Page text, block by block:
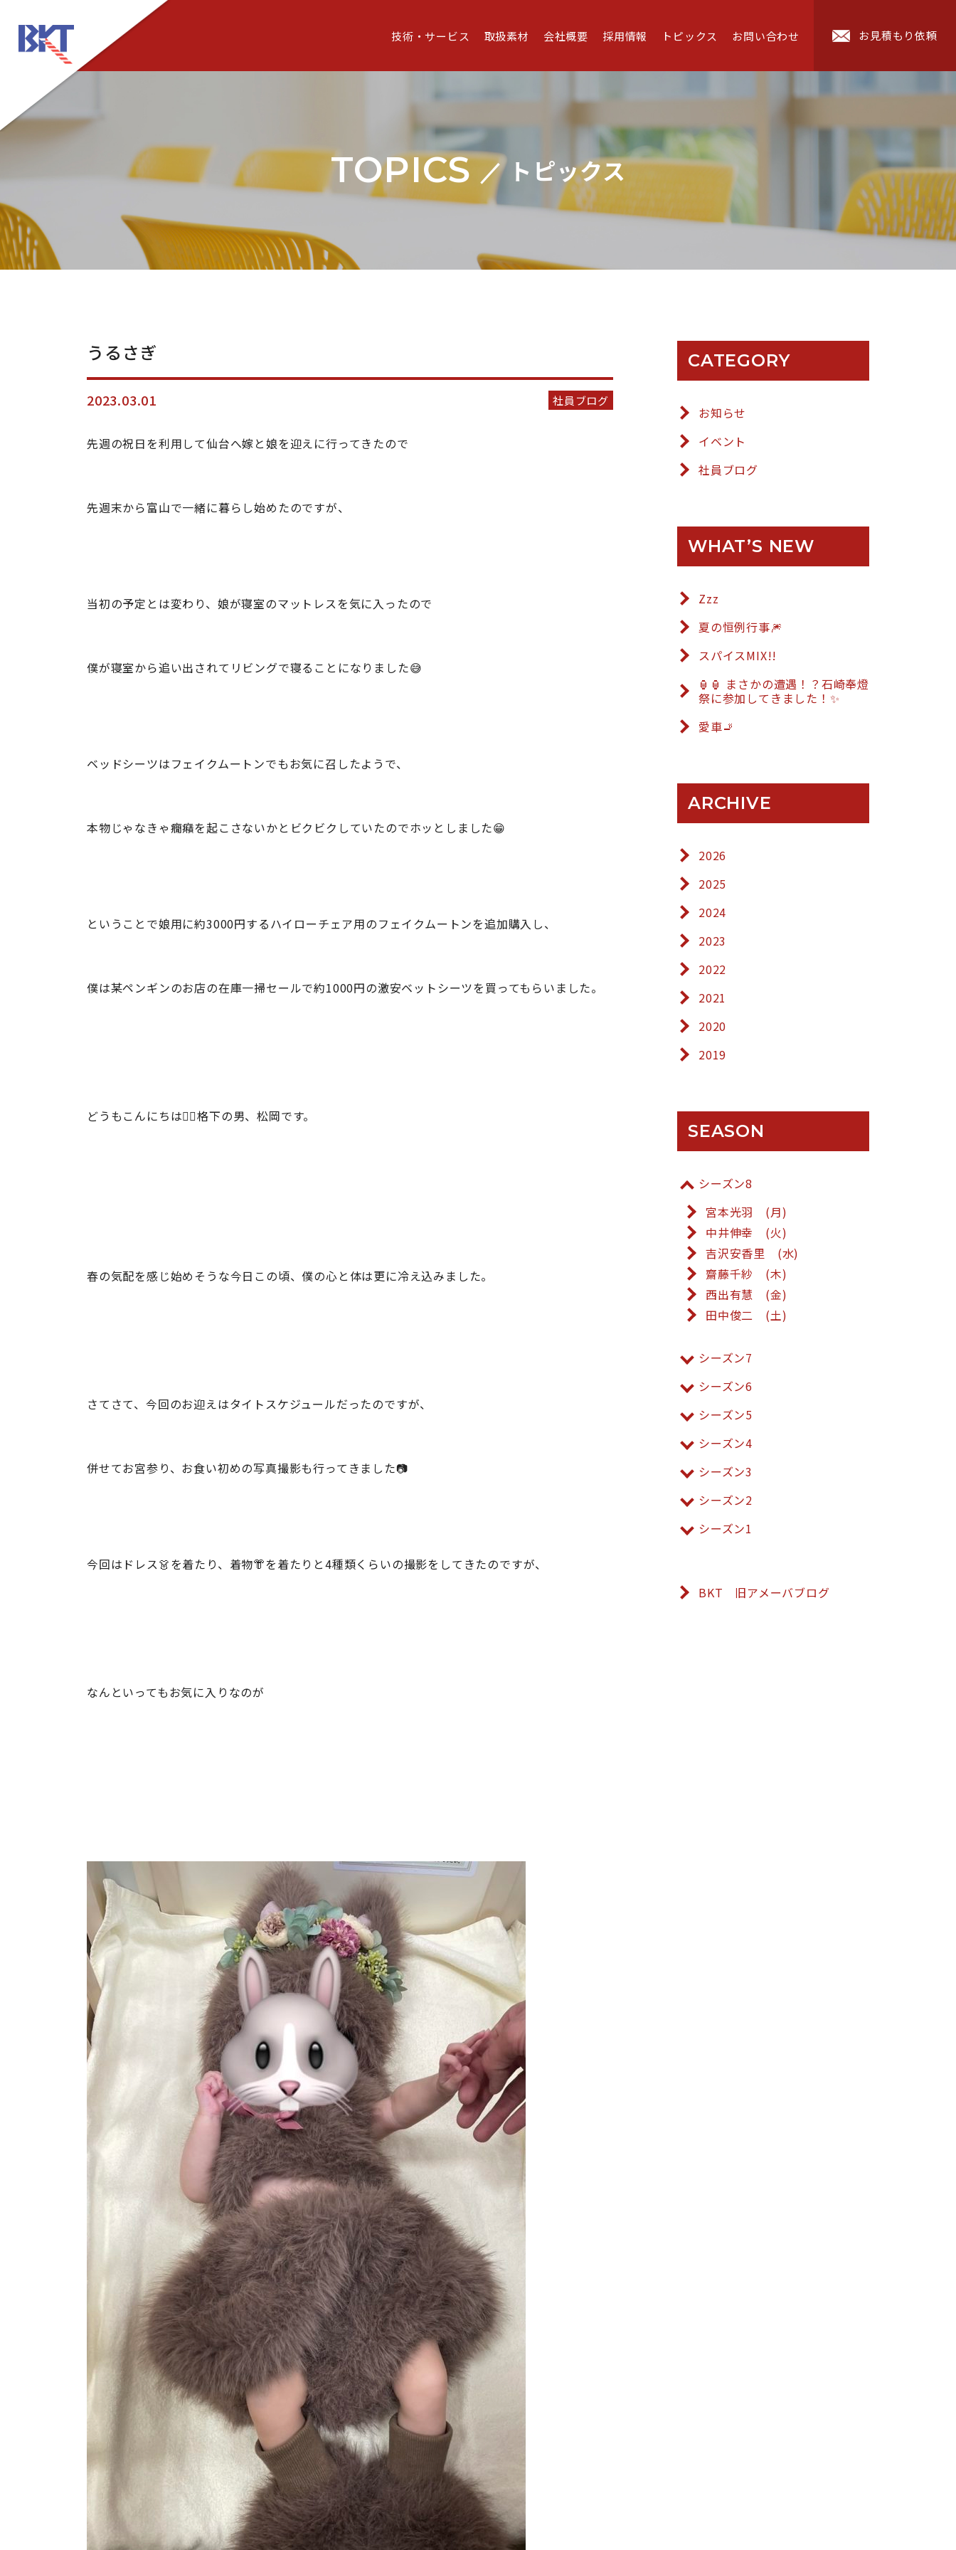
技術・サービス 取扱素材 会社概要 採用情報 トピックス お問い合わせ お見積もり依頼
TOPICS トピックス
うるさぎ
2023.03.01 社員ブログ
先週の祝日を利用して仙台へ嫁と娘を迎えに行ってきたので
先週末から富山で一緒に暮らし始めたのですが、
当初の予定とは変わり、娘が寝室のマットレスを気に入ったので
僕が寝室から追い出されてリビングで寝ることになりました😅
ベッドシーツはフェイクムートンでもお気に召したようで、
本物じゃなきゃ癇癪を起こさないかとビクビクしていたのでホッとしました😁
ということで娘用に約3000円するハイローチェア用のフェイクムートンを追加購入し、
僕は某ペンギンのお店の在庫一掃セールで約1000円の激安ベットシーツを買ってもらいました。
どうもこんにちは🙋‍♂️格下の男、松岡です。
春の気配を感じ始めそうな今日この頃、僕の心と体は更に冷え込みました。
さてさて、今回のお迎えはタイトスケジュールだったのですが、
併せてお宮参り、お食い初めの写真撮影も行ってきました📷
今回はドレス👗を着たり、着物👘を着たりと4種類くらいの撮影をしてきたのですが、
なんといってもお気に入りなのが
CATEGORY
お知らせ
イベント
社員ブログ
WHAT’S NEW
Zzz
夏の恒例行事🎆
スパイスMIX!!
🏮🏮 まさかの遭遇！？石崎奉燈
祭に参加してきました！✨
愛車🚬
ARCHIVE
2026
2025
2024
2023
2022
2021
2020
2019
SEASON
シーズン8
宮本光羽 (月)
中井伸幸 (火)
吉沢安香里 (水)
齋藤千紗 (木)
西出有慧 (金)
田中俊二 (土)
シーズン7
シーズン6
シーズン5
シーズン4
シーズン3
シーズン2
シーズン1
BKT 旧アメーバブログ